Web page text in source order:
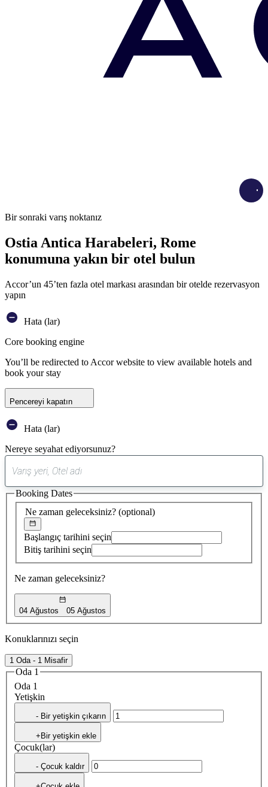
Bir sonraki varış noktanız
Ostia Antica Harabeleri, Rome
konumuna yakın bir otel bulun
Accor’un 45’ten fazla otel markası arasından bir otelde rezervasyon
yapın
Hata (lar)
Core booking engine
You’ll be redirected to Accor website to view available hotels and
book your stay
Pencereyi kapatın
Hata (lar)
Nereye seyahat ediyorsunuz?
öneri
bulundu
Ne zaman geleceksiniz? (optional)
Başlangıç tarihini seçin
Bitiş tarihini seçin
Ne zaman geleceksiniz?
04 Ağustos 05 Ağustos
Booking Dates
Konuklarınızı seçin
1 Oda - 1 Misafir
Oda 1
Oda 1
Yetişkin
- Bir yetişkin çıkarın
+Bir yetişkin ekle
Çocuk(lar)
- Çocuk kaldır